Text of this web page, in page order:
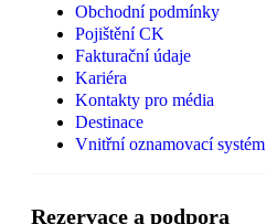
Obchodní podmínky
Pojištění CK
Fakturační údaje
Kariéra
Kontakty pro média
Destinace
Vnitřní oznamovací systém
Rezervace a podpora